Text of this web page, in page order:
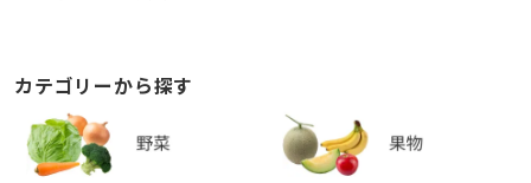
カテゴリーから探す